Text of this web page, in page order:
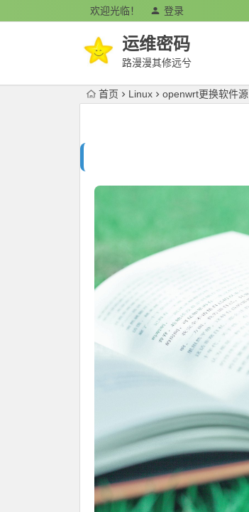
欢迎光临！ 登录
运维密码
路漫漫其修远兮
首页 Linux openwrt更换软件源